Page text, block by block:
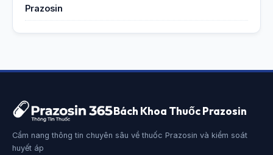
Prazosin
Bách Khoa Thuốc Prazosin
Cẩm nang thông tin chuyên sâu về thuốc Prazosin và kiểm soát
huyết áp